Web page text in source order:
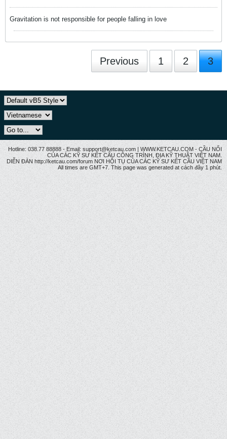
Gravitation is not responsible for people falling in love
Previous 1 2 3
Hotline: 038.77 88888 - Email: support@ketcau.com | WWW.KETCAU.COM - CẦU NỐI
CỦA CÁC KỸ SƯ KẾT CẤU CÔNG TRÌNH, ĐỊA KỸ THUẬT VIỆT NAM.
DIỄN ĐÀN http://ketcau.com/forum NƠI HỘI TỤ CỦA CÁC KỸ SƯ KẾT CÂU VIỆT NAM
All times are GMT+7. This page was generated at cách đây 1 phút.